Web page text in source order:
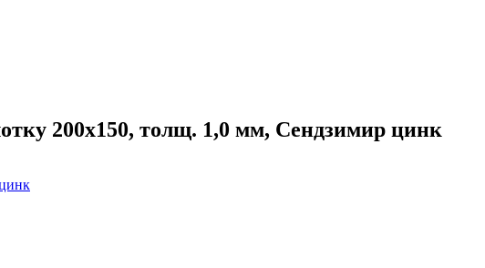
200х150, толщ. 1,0 мм, Сендзимир цинк